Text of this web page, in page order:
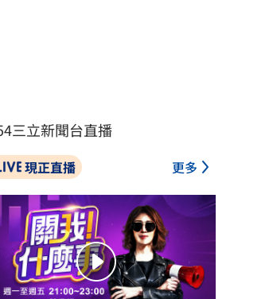
三立新聞台直播
現正直播 更多